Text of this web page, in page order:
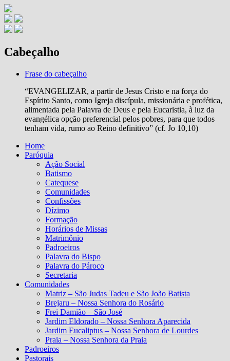
Cabeçalho
Frase do cabeçalho
“EVANGELIZAR, a partir de Jesus Cristo e na força do
Espírito Santo, como Igreja discípula, missionária e profética,
alimentada pela Palavra de Deus e pela Eucaristia, à luz da
evangélica opção preferencial pelos pobres, para que todos
tenham vida, rumo ao Reino definitivo” (cf. Jo 10,10)
Home
Paróquia
Ação Social
Batismo
Catequese
Comunidades
Confissões
Dízimo
Formação
Horários de Missas
Matrimônio
Padroeiros
Palavra do Bispo
Palavra do Pároco
Secretaria
Comunidades
Matriz – São Judas Tadeu e São João Batista
Brejaru – Nossa Senhora do Rosário
Frei Damião – São José
Jardim Eldorado – Nossa Senhora Aparecida
Jardim Eucaliptus – Nossa Senhora de Lourdes
Praia – Nossa Senhora da Praia
Padroeiros
Pastorais